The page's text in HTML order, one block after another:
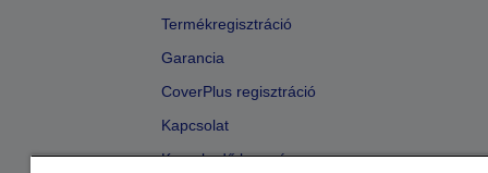
Termékregisztráció
Garancia
CoverPlus regisztráció
Kapcsolat
Kereskedő keresése